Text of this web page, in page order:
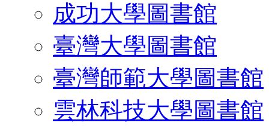
成功大學圖書館
臺灣大學圖書館
臺灣師範大學圖書館
雲林科技大學圖書館